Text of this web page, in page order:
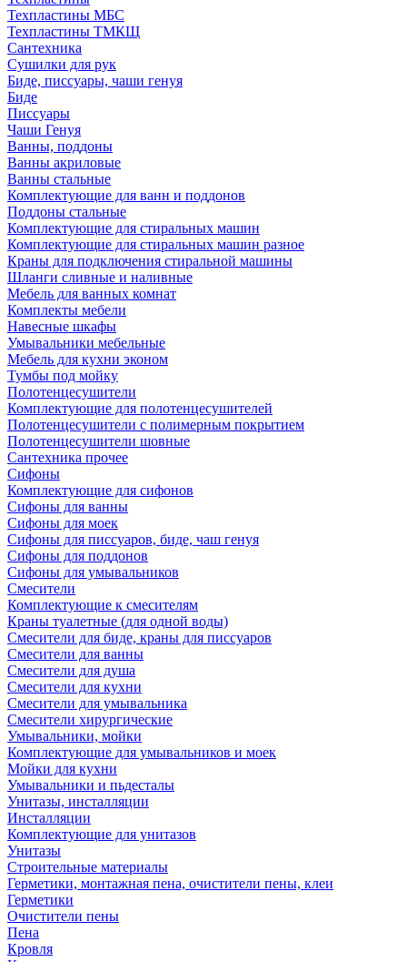
Техпластины МБС
Техпластины ТМКЩ
Сантехника
Сушилки для рук
Биде, писсуары, чаши генуя
Биде
Писсуары
Чаши Генуя
Ванны, поддоны
Ванны акриловые
Ванны стальные
Комплектующие для ванн и поддонов
Поддоны стальные
Комплектующие для стиральных машин
Комплектующие для стиральных машин разное
Краны для подключения стиральной машины
Шланги сливные и наливные
Мебель для ванных комнат
Комплекты мебели
Навесные шкафы
Умывальники мебельные
Мебель для кухни эконом
Тумбы под мойку
Полотенцесушители
Комплектующие для полотенцесушителей
Полотенцесушители с полимерным покрытием
Полотенцесушители шовные
Сантехника прочее
Сифоны
Комплектующие для сифонов
Сифоны для ванны
Сифоны для моек
Сифоны для писсуаров, биде, чаш генуя
Сифоны для поддонов
Сифоны для умывальников
Смесители
Комплектующие к смесителям
Краны туалетные (для одной воды)
Смесители для биде, краны для писсуаров
Смесители для ванны
Смесители для душа
Смесители для кухни
Смесители для умывальника
Смесители хирургические
Умывальники, мойки
Комплектующие для умывальников и моек
Мойки для кухни
Умывальники и пьдесталы
Унитазы, инсталляции
Инсталляции
Комплектующие для унитазов
Унитазы
Строительные материалы
Герметики, монтажная пена, очистители пены, клеи
Герметики
Очистители пены
Пена
Кровля